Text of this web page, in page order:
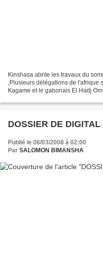
Kinshasa abrite les travaux du
,Plusieurs délégations de l'afrique
Kagame et le gabonais El Hadj
DOSSIER DE
Publié le 06/03/2008 à 02:00
Par SALOMON BIMANSHA